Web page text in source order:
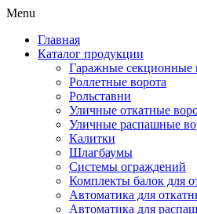
Menu
Главная
Каталог продукции
Гаражные секционные
Роллетные ворота
Рольставни
Уличные откатные
Уличные распашные
Калитки
Шлагбаумы
Системы ограждений
Комплекты балок для
Автоматика для
Автоматика для